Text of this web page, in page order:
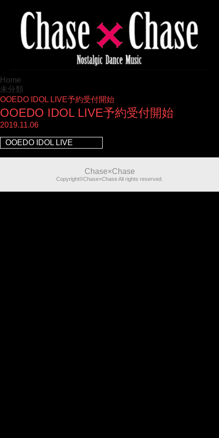
Home
未分類
OOEDO IDOL LIVE予約受付開始
OOEDO IDOL LIVE予約受付開始
2019.11.06
OOEDO IDOL LIVE
Chase×Chase
Copyright©Chase×Chase All rights reserved.